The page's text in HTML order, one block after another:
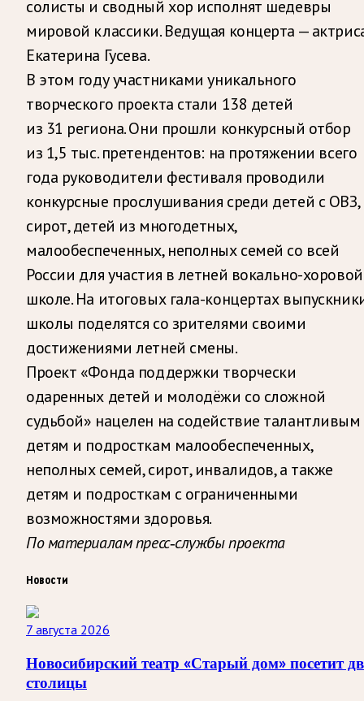
солисты и сводный хор исполнят шедевры
мировой классики. Ведущая концерта —
Екатерина Гусева.
В этом году участниками уникального
творческого проекта стали 138 детей
из 31 региона. Они прошли конкурсный отбор
из 1,5 тыс. претендентов: на протяжении всего
года руководители фестиваля проводили
конкурсные прослушивания среди детей с ОВЗ,
сирот, детей из многодетных,
малообеспеченных, неполных семей со всей
России для участия в летней вокально-хоровой
школе. На итоговых гала-концертах
школы поделятся со зрителями своими
достижениями летней смены.
Проект «Фонда поддержки творчески
одаренных детей и молодёжи со сложной
судьбой» нацелен на содействие талантливым
детям и подросткам малообеспеченных,
неполных семей, сирот, инвалидов, а также
детям и подросткам с ограниченными
возможностями здоровья.
По материалам пресс-службы проекта
Новости
7 августа 2026
Новосибирский театр «Старый дом» посетит
столицы